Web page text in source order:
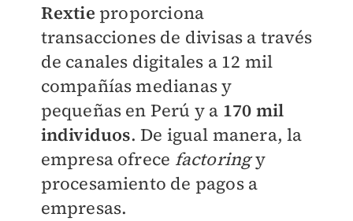
Rextie proporciona
transacciones de divisas a través
de canales digitales a 12 mil
compañías medianas y
pequeñas en Perú y a 170 mil
individuos. De igual manera, la
empresa ofrece factoringy
procesamiento de pagos a
empresas.